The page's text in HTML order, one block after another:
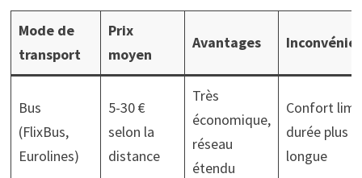
Mode de
transport
Prix
moyen
Avantages
Bus
(FlixBus,
Eurolines)
5-30 €
selon la
distance
Très
économique,
réseau
étendu
Confort
durée plus
longue